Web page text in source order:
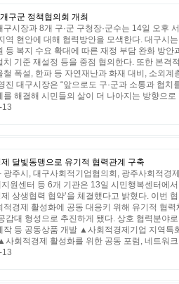
구군 정책협의회 개최
구시장과 8개 구·군 구청장·군수는 14일 오후
역 현안에 대해 협력방안을 모색한다. 대구시
등 복지 수요 확대에 따른 재정 부담 완화 방안
치 기준 재설정 등을 중점 협의한다. 또한 본격
철 폭설, 한파 등 자연재난과 화재 대비, 소외계
진 대구시장은 “앞으로도 구·군과 소통과 협치
를 해결해 시민들의 삶이 더 나아지는 방향으
달빛동맹으로 유기적 협력관계 구축
광주시, 대구사회적기업협의회, 광주사회적경
원센터 등 6개 기관은 13일 시민행복센터에
상생협력 협약’을 체결했다고 밝혔다. 이번
적경제 활성화에 공동 대응키 위해 유기적 협
감대 형성으로 추진하게 됐다. 상호 협력분야
작 등 공동상품 개발 ▲사회적경제기업 지역특
사회적경제 활성화를 위한 공동 포럼, 네트워